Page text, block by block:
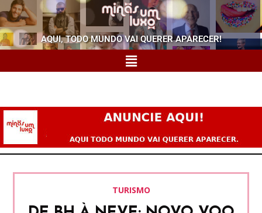
AQUI, TODO MUNDO VAI QUERER APARECER!
TURISMO